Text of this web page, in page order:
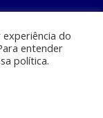
Junior, 12 - Anil,
do
entender
política.